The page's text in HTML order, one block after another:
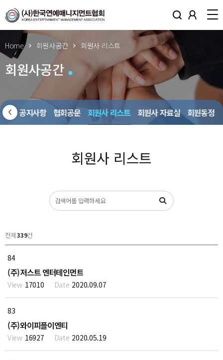
Home 회원사공간 회원사 리스트
회원사공간
원사 공지사항 협회공문 회원사 리스트 회원사 자료실 회원동정
회원사 리스트
전체339건
84
(주)저스트 엔터테인먼트
17010 2020.09.07
83
(주)와이피플이엔티
16927 2020.05.19